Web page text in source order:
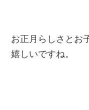
お正月らしさとお
嬉しいですね。